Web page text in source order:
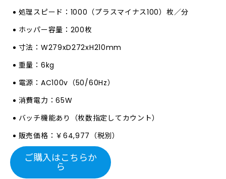
処理スピード：1000（プラスマイナス100）枚／分
ホッパー容量：200枚
寸法：W279xD272xH210mm
重量：6kg
電源：AC100v（50/60Hz）
消費電力：65W
バッチ機能あり（枚数指定してカウント）
販売価格：￥64,977（税別）
ご購入はこちらか
ら